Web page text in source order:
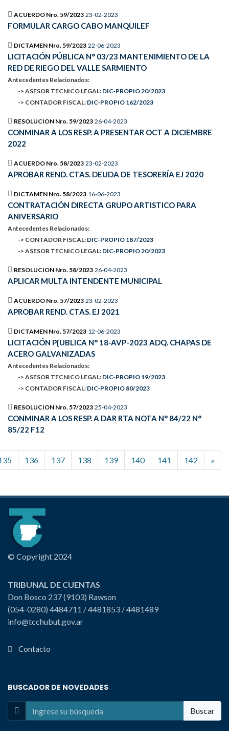
ACUERDO Nro. 59/2023 23-02-2023
FORMULAR CARGO CABO MANQUILEF
DICTAMEN Nro. 59/2023 22-06-2023
LICITACIÓN PÚBLICA N° 03/23 MANTENIMIENTO DE LA
RED DE RIEGO DEL VALLE SARMIENTO
Antecedentes Relacionados:
-> ASESOR TECNICO LEGAL: DIC-PROPIO 20/2023
-> CONTADOR FISCAL: DIC-PROPIO 162/2023
RESOLUCION Nro. 59/2023 26-04-2023
CONMINAR A LOS RESP. A PRESENTAR OCT A DICIEMBRE
2022
ACUERDO Nro. 58/2023 23-02-2023
APROBAR REND. CTAS. DEUDA DE TESORERÍA EJ 2020
DICTAMEN Nro. 58/2023 16-06-2023
CONTRATACIÓN DIRECTA GRUPO ARTISTICO PARA
ANIVERSARIO
Antecedentes Relacionados:
-> CONTADOR FISCAL: DIC-PROPIO 187/2023
-> ASESOR TECNICO LEGAL: DIC-PROPIO 20/2023
RESOLUCION Nro. 58/2023 26-04-2023
APLICAR MULTA INTENDENTE MUNICIPAL
ACUERDO Nro. 57/2023 23-02-2023
APROBAR REND. CTAS. EJ 2021
DICTAMEN Nro. 57/2023 12-06-2023
LICITACIÓN P{UBLICA N° 18-AVP-2023 ADQ. CHAPAS DE
ACERO GALVANIZADAS
Antecedentes Relacionados:
-> ASESOR TECNICO LEGAL: DIC-PROPIO 19/2023
-> CONTADOR FISCAL: DIC-PROPIO 80/2023
RESOLUCION Nro. 57/2023 25-04-2023
CONMINAR A LOS RESP. A DAR RTA NOTA N° 84/22 N°
85/22 F12
136 137 138 139 140 141 142 »
© Copyright 2024
TRIBUNAL DE CUENTAS
Don Bosco 237 (9103) Rawson
(054-0280) 4484711 / 4481853 / 4481489
info@tcchubut.gov.ar
Contacto
BUSCADOR DE NOVEDADES
Buscar